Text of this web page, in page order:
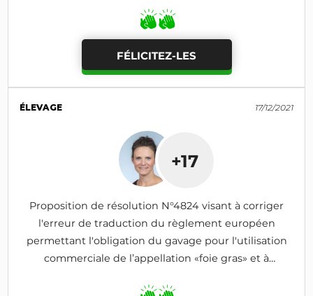
FÉLICITEZ-LES
ÉLEVAGE 17/12/2021
+17
Proposition de résolution N°4824 visant à corriger
l'erreur de traduction du règlement européen
permettant l'obligation du gavage pour l'utilisation
commerciale de l’appellation «foie gras» et à